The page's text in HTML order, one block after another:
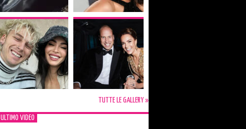
TUTTE LE GALLERY »
ULTIMO VIDEO